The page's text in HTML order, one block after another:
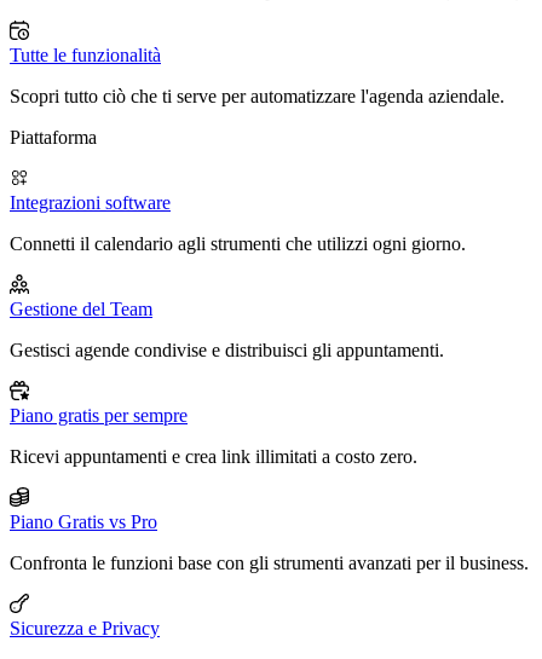
Tutte le funzionalità
Scopri tutto ciò che ti serve per automatizzare l'agenda aziendale.
Piattaforma
Integrazioni software
Connetti il calendario agli strumenti che utilizzi ogni giorno.
Gestione del Team
Gestisci agende condivise e distribuisci gli appuntamenti.
Piano gratis per sempre
Ricevi appuntamenti e crea link illimitati a costo zero.
Piano Gratis vs Pro
Confronta le funzioni base con gli strumenti avanzati per il business.
Sicurezza e Privacy